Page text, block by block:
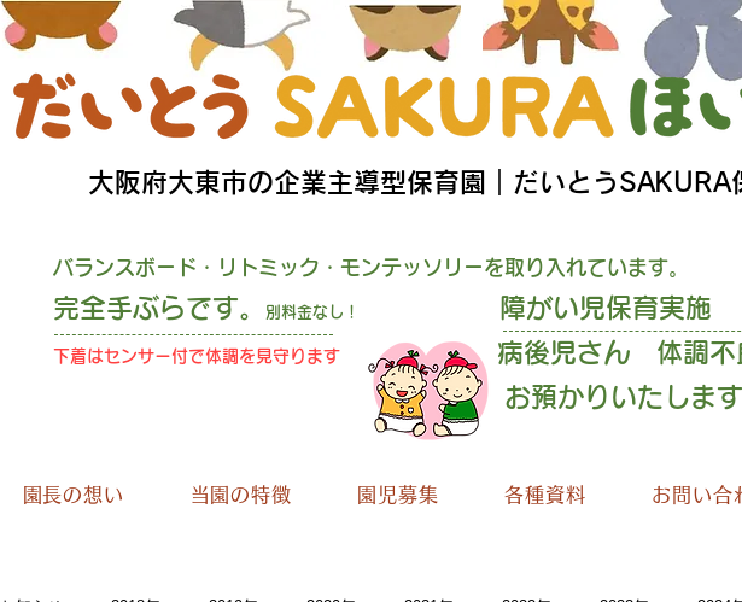
大阪府大東市の企業主導型保育園｜だいとうSAKURA
バランスボード・リトミック・モンテッソリーを取り入れています。
完全手ぶらです。 別料金なし！ 障がい児保育実施
下着はセンサー付で体調を見守ります
病後児さん 体調不
お預かりいたします
園長の想い 当園の特徴 園児募集 各種資料 お問い合